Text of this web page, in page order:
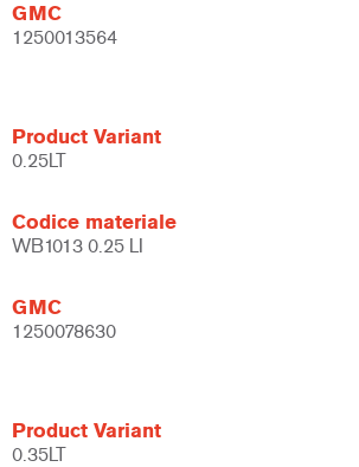
GMC
1250013564
Product Variant
0.25LT
Codice materiale
WB1013 0.25 LI
GMC
1250078630
Product Variant
0.35LT